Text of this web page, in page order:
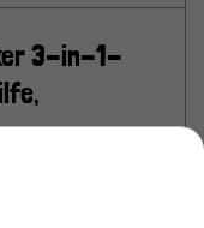
3-in-1-
belastbar